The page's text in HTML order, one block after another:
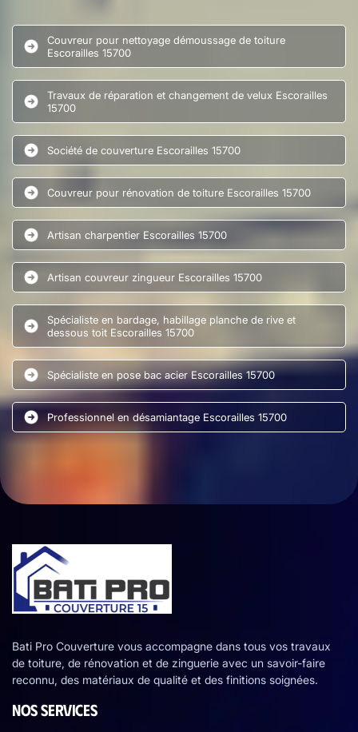
Couvreur pour nettoyage démoussage de toiture
Escorailles 15700
Travaux de réparation et changement de velux Escorailles
15700
Société de couverture Escorailles 15700
Couvreur pour rénovation de toiture Escorailles 15700
Artisan charpentier Escorailles 15700
Artisan couvreur zingueur Escorailles 15700
Spécialiste en bardage, habillage planche de rive et
dessous toit Escorailles 15700
Spécialiste en pose bac acier Escorailles 15700
Professionnel en désamiantage Escorailles 15700
Bati Pro Couverture vous accompagne dans tous vos travaux
de toiture, de rénovation et de zinguerie avec un savoir-faire
reconnu, des matériaux de qualité et des finitions soignées.
NOS SERVICES